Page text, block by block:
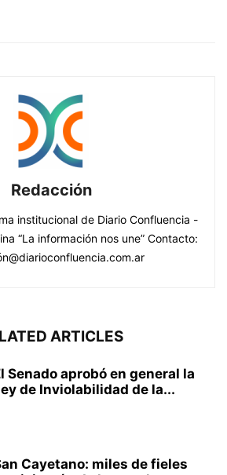
Redacción
institucional de Diario Confluencia -
“La información nos une” Contacto:
ARTICLES
Senado aprobó en general la
de Inviolabilidad de la...
Cayetano: miles de fieles